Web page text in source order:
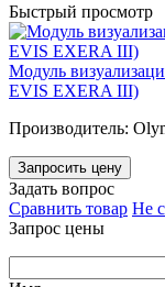
Быстрый просмотр
Модуль
EVIS EXERA III)
Производитель:
Запросить цену
Задать вопрос
Сравнить товар Не
Запрос цены